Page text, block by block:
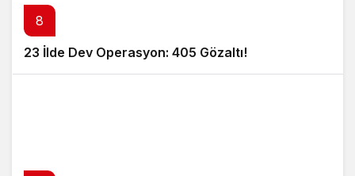
8
23 İlde Dev Operasyon: 405 Gözaltı!